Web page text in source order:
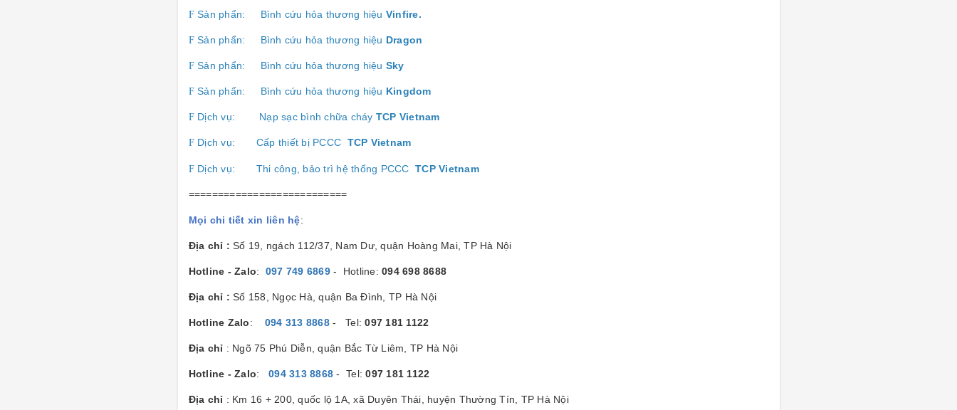
FSản phẩn: Bình cứu hỏa thương hiệu Vinfire.
FSản phẩn: Bình cứu hỏa thương hiệu Dragon
FSản phẩn: Bình cứu hỏa thương hiệu Sky
FSản phẩn: Bình cứu hỏa thương hiệu Kingdom
FDịch vụ: Nạp sạc bình chữa cháy TCP Vietnam
FDịch vụ: Cấp thiết bị PCCC TCP Vietnam
FDịch vụ: Thi công, bảo trì hệ thống PCCC TCP Vietnam
===========================
Mọi chi tiết xin liên hệ:
Địa chỉ : Số 19, ngách 112/37, Nam Dư, quận Hoàng Mai, TP Hà Nội
Hotline - Zalo: 097 749 6869 - Hotline: 094 698 8688
Địa chỉ : Số 158, Ngọc Hà, quận Ba Đình, TP Hà Nội
Hotline Zalo: 094 313 8868 - Tel:097 181 1122
Địa chỉ : Ngõ 75 Phú Diễn, quận Bắc Từ Liêm, TP Hà Nội
Hotline - Zalo: 094 313 8868 - Tel:097 181 1122
Địa chỉ : Km 16 + 200, quốc lộ 1A, xã Duyên Thái, huyện Thường Tín, TP Hà Nội